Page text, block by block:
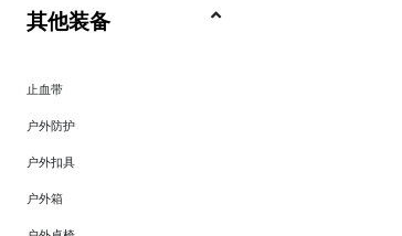
其他装备
止血带
户外防护
户外扣具
户外箱